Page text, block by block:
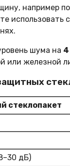
например
шума на
или железной
стеклопакет
дБ)